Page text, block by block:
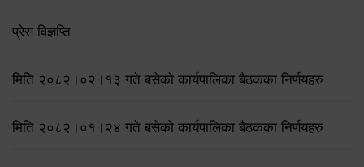
प्रेस विज्ञप्ति
मिति २०८२।०२।१३ गते बसेको कार्यपालिका बैठकका निर्णयहरु
मिति २०८२।०१।२४ गते बसेको कार्यपालिका बैठकका निर्णयहरु